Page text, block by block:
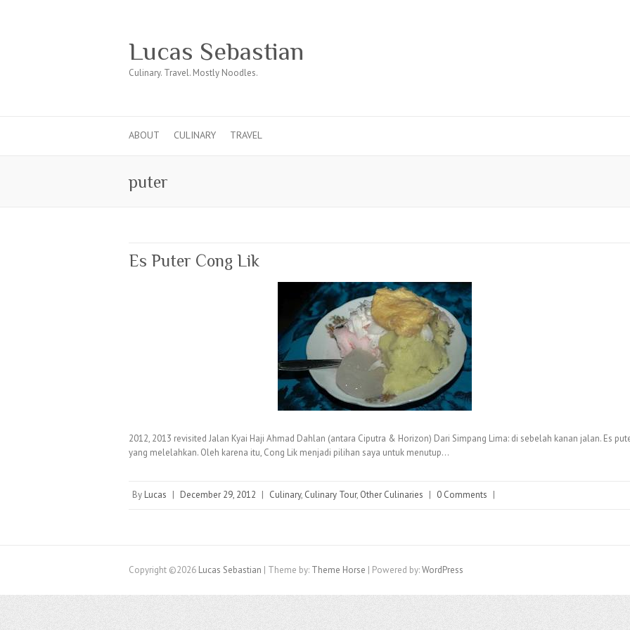
Lucas Sebastian
Culinary. Travel. Mostly Noodles.
ABOUT CULINARY TRAVEL
puter
Es Puter Cong Lik
2012, 2013 revisited Jalan Kyai Haji Ahmad Dahlan (antara Ciputra & Horizon) Dari Simpang Lima: di sebelah kanan jalan. Es
yang melelahkan. Oleh karena itu, Cong Lik menjadi pilihan saya untuk menutup…
By Lucas | December 29, 2012 | Culinary, Culinary Tour, Other Culinaries | 0 Comments |
Copyright ©2026 Lucas Sebastian | Theme by: Theme Horse | Powered by:WordPress